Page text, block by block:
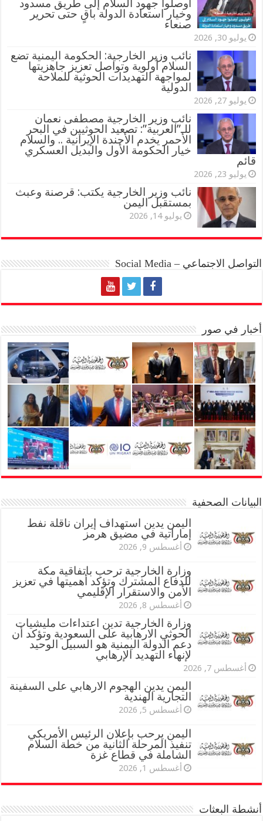
أوصلوا جهود السلام إلى طريق مسدود
وخيار استعادة الدولة باقٍ حتى تحرير
صنعاء
يوليو 30, 2026
نائب وزير الخارجية: الحكومة اليمنية تضع
السلام أولوية وتواصل تعزيز جاهزيتها
لمواجهة التهديدات الحوثية للملاحة
الدولية
يوليو 27, 2026
نائب وزير الخارجية مصطفى نعمان
للـ”العربية”: تصعيد الحوثيين في البحر
الأحمر يخدم الأجندة الإيرانية .. والسلام
خيار الحكومة الأول والبديل العسكري
قائم
يوليو 23, 2026
نائب وزير الخارجية يكتب: قرصنة وعبث
بمستقبل اليمن
يوليو 14, 2026
التواصل الاجتماعي – Social Media
أخبار في صور
البيانات الصحفية
اليمن يدين استهداف إيران ناقلة نفط
إماراتية في مضيق هرمز
أغسطس 9, 2026
وزارة الخارجية ترحب باتفاقية مكة
للدفاع المشترك وتؤكد أهميتها في تعزيز
الأمن والاستقرار الإقليمي
أغسطس 8, 2026
وزارة الخارجية تدين اعتداءات مليشيات
الحوثي الارهابية على السعودية وتؤكد أن
دعم الدولة اليمنية هو السبيل الوحيد
لإنهاء التهديد الإرهابي
أغسطس 7, 2026
اليمن يدين الهجوم الارهابي على السفينة
التجارية الهندية
أغسطس 5, 2026
اليمن يرحب بإعلان الرئيس الأمريكي
تنفيذ المرحلة الثانية من خطة السلام
الشاملة في قطاع غزة
أغسطس 1, 2026
أنشطة البعثات